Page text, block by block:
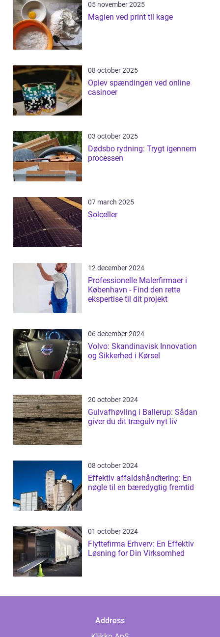
05 november 2025
Magien ved print til kage
08 october 2025
Oplev spændingen ved online
casinoer
03 october 2025
Dødsbo rydning: Trygt igennem
processen
07 march 2025
Solceller
12 december 2024
Professionelle Malerfirmaer i
København - Find den rette
ekspertise til dit projekt
06 december 2024
Volvo: Skandinavisk Innovation
og Sikkerhed i Kørsel
20 october 2024
Gulvafhøvling i Ballerup: Sådan
giver du dit trægulv nyt liv
08 october 2024
Effektiv affaldshåndtering: En
nøgle til en bæredygtig fremtid
01 october 2024
Flyttefirma Erhverv: En Effektiv
Løsning for Din Virksomhed
Address